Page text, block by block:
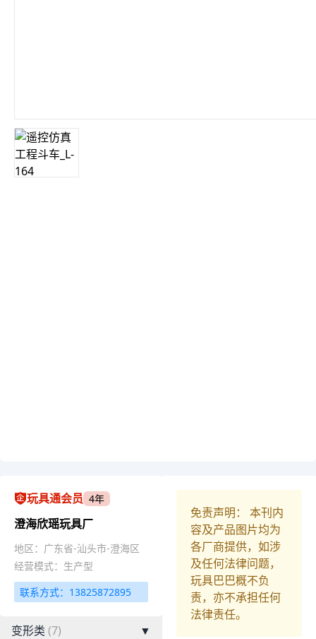
玩具通会员 4年
澄海欣瑶玩具厂
地区：广东省-汕头市-澄海区
经营模式：生产型
联系方式：13825872895
变形类 (7)
▼
免责声明： 本刊内
容及产品图片均为
各厂商提供，如涉
及任何法律问题，
玩具巴巴概不负
责，亦不承担任何
法律责任。